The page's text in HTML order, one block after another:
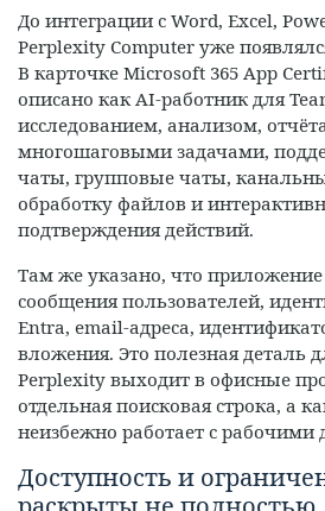
До интеграции с Word, Excel,
Perplexity Computer уже
В карточке Microsoft 365 App
описано как AI-работник для
исследованием, анализом,
многошаговыми задачами,
чаты, групповые чаты,
обработку файлов и
подтверждения действий.
Там же указано, что
сообщения пользователей,
Entra, email-адреса,
вложения. Это полезная деталь
Perplexity выходит в офисные
отдельная поисковая строка, а
неизбежно работает с
Доступность и